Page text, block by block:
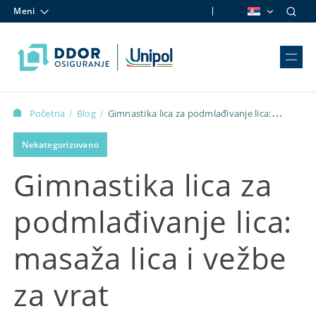
Meni
Početna / Blog / Gimnastika lica za podmlađivanje lica:
masaža lica i vežbe za vrat
Nekategorizovano
Gimnastika lica za
podmlađivanje lica:
masaža lica i vežbe
za vrat